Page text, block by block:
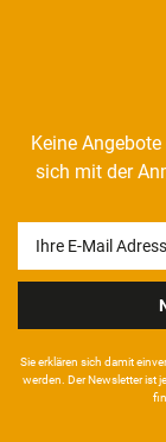
Keine
sich mit der
Honig
Sie erklären sich damit
werden. Der News­letter ist